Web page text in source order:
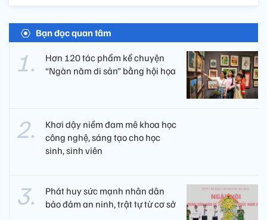
Bạn đọc quan tâm
Hơn 120 tác phẩm kể chuyện
“Ngàn năm di sản” bằng hội họa
Khơi dậy niềm đam mê khoa học
công nghệ, sáng tạo cho học
sinh, sinh viên
Phát huy sức mạnh nhân dân
bảo đảm an ninh, trật tự từ cơ sở